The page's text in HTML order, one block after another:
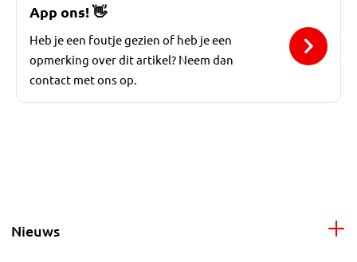
App ons!👋
Heb je een foutje gezien of heb je een
opmerking over dit artikel? Neem dan
contact met ons op.
Nieuws